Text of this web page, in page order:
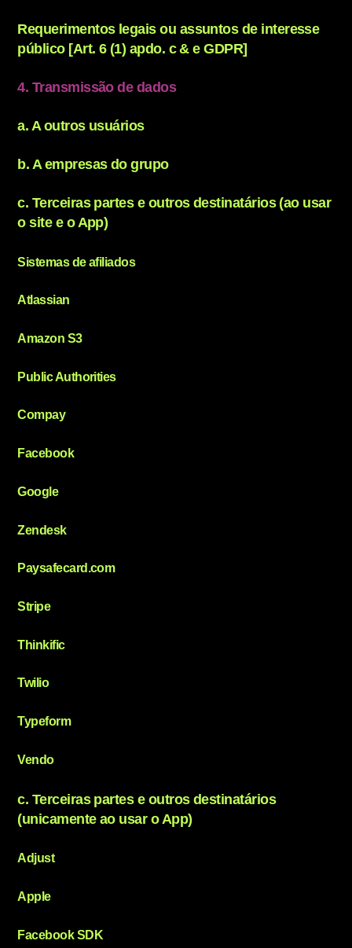
Requerimentos legais ou assuntos de interesse
público [Art. 6 (1) apdo. c & e GDPR]
4. Transmissão de dados
a. A outros usuários
b. A empresas do grupo
c. Terceiras partes e outros destinatários (ao usar
o site e o App)
Sistemas de afiliados
Atlassian
Amazon S3
Public Authorities
Compay
Facebook
Google
Zendesk
Paysafecard.com
Stripe
Thinkific
Twilio
Typeform
Vendo
c. Terceiras partes e outros destinatários
(unicamente ao usar o App)
Adjust
Apple
Facebook SDK